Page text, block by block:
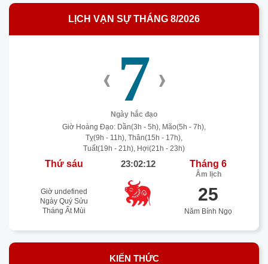
LỊCH VẠN SỰ THÁNG 8/2026
‹ 7 ›
Ngày hắc đạo
Giờ Hoàng Đạo: Dần(3h - 5h), Mão(5h - 7h),
Tỵ(9h - 11h), Thân(15h - 17h),
Tuất(19h - 21h), Hợi(21h - 23h)
Thứ sáu 23:02:13 Tháng 6
Âm lịch
Giờ undefined
Ngày Quý Sửu
Tháng Ất Mùi
25
Năm Bính Ngọ
KIẾN THỨC